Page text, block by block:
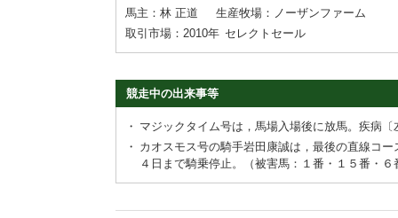
馬主：林 正道
生産牧場：ノーザンファーム
取引市場：2010年 セレクトセール
競走中の出来事等
・ マジックタイム号は，馬場入場後に放馬。疾病
・ カオスモス号の騎手岩田康誠は，最後の直線コ
４日まで騎乗停止。（被害馬：１番・１５番・６